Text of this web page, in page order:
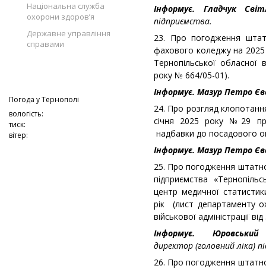
Національна служба
охорони здоров’я
Державне управління
справами
Погода уТернополі
вологість:
тиск:
вітер:
Інформує. Гладчук
підприємства.
23. Про погодження
фахового коледжу на 2025
Тернопільської обласної
року № 664/05-01).
Інформує. Мазур Петро
24. Про розгляд
січня 2025 року №29
надбавки до посадового
Інформує. Мазур Петро
25. Про погодження
підприємства
центр медичної
рік (лист департаменту
військової адміністрації
Інформує. Юровський
директор (головний ліка)
26. Про погодження